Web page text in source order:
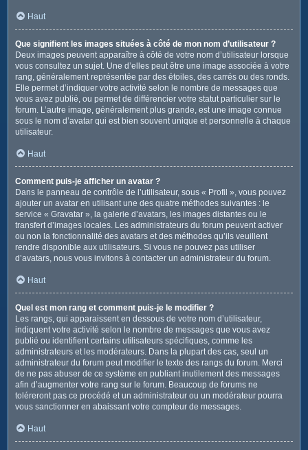
Haut
Que signifient les images situées à côté de mon nom d’utilisateur ?
Deux images peuvent apparaître à côté de votre nom d’utilisateur lorsque
vous consultez un sujet. Une d’elles peut être une image associée à votre
rang, généralement représentée par des étoiles, des carrés ou des ronds.
Elle permet d’indiquer votre activité selon le nombre de messages que
vous avez publié, ou permet de différencier votre statut particulier sur le
forum. L’autre image, généralement plus grande, est une image connue
sous le nom d’avatar qui est bien souvent unique et personnelle à chaque
utilisateur.
Haut
Comment puis-je afficher un avatar ?
Dans le panneau de contrôle de l’utilisateur, sous « Profil », vous pouvez
ajouter un avatar en utilisant une des quatre méthodes suivantes : le
service « Gravatar », la galerie d’avatars, les images distantes ou le
transfert d’images locales. Les administrateurs du forum peuvent activer
ou non la fonctionnalité des avatars et des méthodes qu’ils veuillent
rendre disponible aux utilisateurs. Si vous ne pouvez pas utiliser
d’avatars, nous vous invitons à contacter un administrateur du forum.
Haut
Quel est mon rang et comment puis-je le modifier ?
Les rangs, qui apparaissent en dessous de votre nom d’utilisateur,
indiquent votre activité selon le nombre de messages que vous avez
publié ou identifient certains utilisateurs spécifiques, comme les
administrateurs et les modérateurs. Dans la plupart des cas, seul un
administrateur du forum peut modifier le texte des rangs du forum. Merci
de ne pas abuser de ce système en publiant inutilement des messages
afin d’augmenter votre rang sur le forum. Beaucoup de forums ne
toléreront pas ce procédé et un administrateur ou un modérateur pourra
vous sanctionner en abaissant votre compteur de messages.
Haut